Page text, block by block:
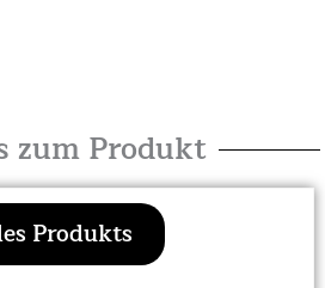
zum Produkt
Produkts